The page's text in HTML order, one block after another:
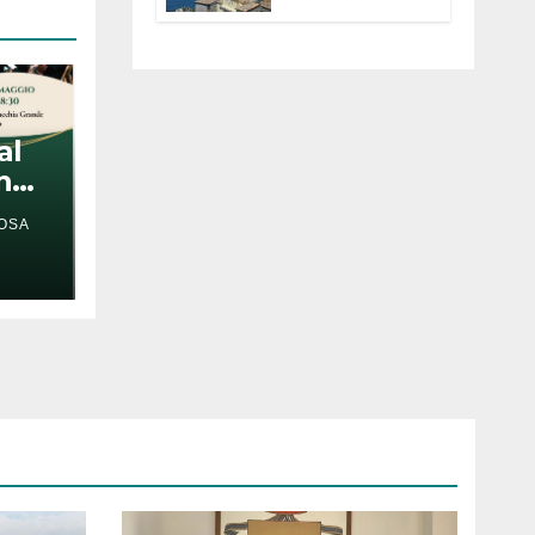
Anguillara